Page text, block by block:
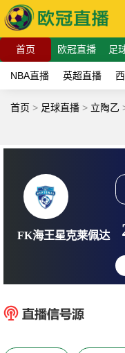
首页 欧冠直播 足
NBA直播 英超直播
首页 > 足球直播 > 立陶乙
FK海王星克莱佩